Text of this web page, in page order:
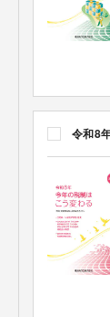
令和8